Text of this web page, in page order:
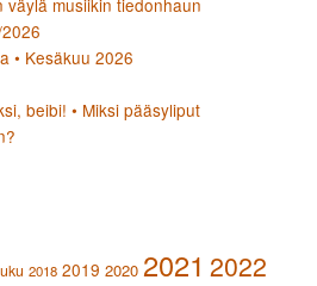
väylä musiikin tiedonhaun
• Kesäkuu 2026
beibi! • Miksi pääsyliput
2018 2019 2020 2021 2022